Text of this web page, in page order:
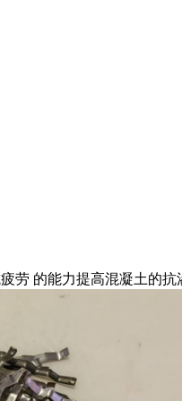
劳 的能力提高混凝土的